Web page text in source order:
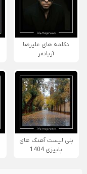
دکلمه های علیرضا
آریانفر
پلی لیست آهنگ های
پاییزی 1404